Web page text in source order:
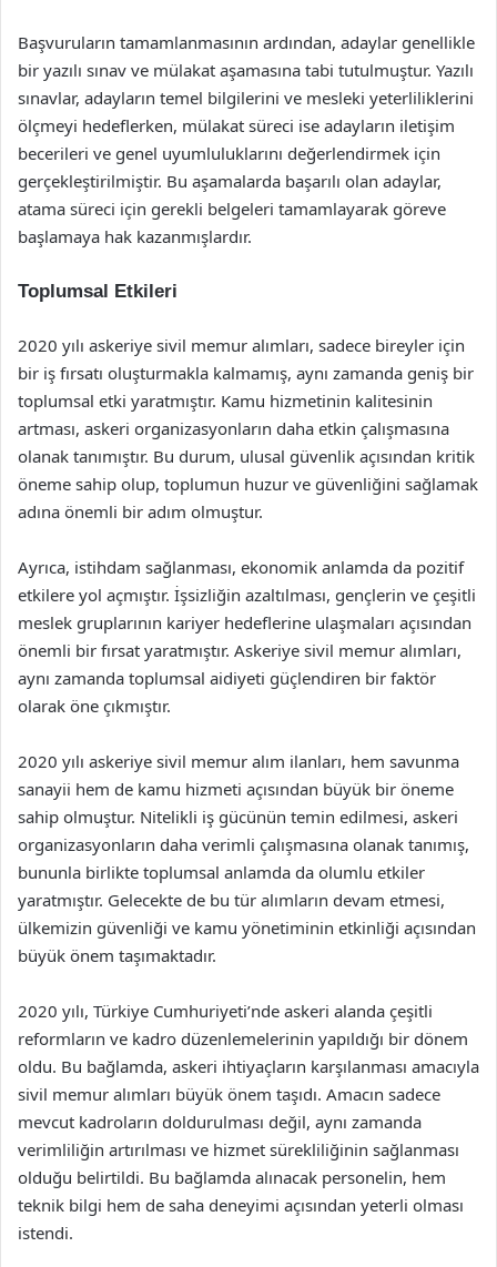
Başvuruların tamamlanmasının ardından, adaylar genellikle
bir yazılı sınav ve mülakat aşamasına tabi tutulmuştur. Yazılı
sınavlar, adayların temel bilgilerini ve mesleki yeterliliklerini
ölçmeyi hedeflerken, mülakat süreci ise adayların iletişim
becerileri ve genel uyumluluklarını değerlendirmek için
gerçekleştirilmiştir. Bu aşamalarda başarılı olan adaylar,
atama süreci için gerekli belgeleri tamamlayarak göreve
başlamaya hak kazanmışlardır.
Toplumsal Etkileri
2020 yılı askeriye sivil memur alımları, sadece bireyler için
bir iş fırsatı oluşturmakla kalmamış, aynı zamanda geniş bir
toplumsal etki yaratmıştır. Kamu hizmetinin kalitesinin
artması, askeri organizasyonların daha etkin çalışmasına
olanak tanımıştır. Bu durum, ulusal güvenlik açısından kritik
öneme sahip olup, toplumun huzur ve güvenliğini sağlamak
adına önemli bir adım olmuştur.
Ayrıca, istihdam sağlanması, ekonomik anlamda da pozitif
etkilere yol açmıştır. İşsizliğin azaltılması, gençlerin ve çeşitli
meslek gruplarının kariyer hedeflerine ulaşmaları açısından
önemli bir fırsat yaratmıştır. Askeriye sivil memur alımları,
aynı zamanda toplumsal aidiyeti güçlendiren bir faktör
olarak öne çıkmıştır.
2020 yılı askeriye sivil memur alım ilanları, hem savunma
sanayii hem de kamu hizmeti açısından büyük bir öneme
sahip olmuştur. Nitelikli iş gücünün temin edilmesi, askeri
organizasyonların daha verimli çalışmasına olanak tanımış,
bununla birlikte toplumsal anlamda da olumlu etkiler
yaratmıştır. Gelecekte de bu tür alımların devam etmesi,
ülkemizin güvenliği ve kamu yönetiminin etkinliği açısından
büyük önem taşımaktadır.
2020 yılı, Türkiye Cumhuriyeti’nde askeri alanda çeşitli
reformların ve kadro düzenlemelerinin yapıldığı bir dönem
oldu. Bu bağlamda, askeri ihtiyaçların karşılanması amacıyla
sivil memur alımları büyük önem taşıdı. Amacın sadece
mevcut kadroların doldurulması değil, aynı zamanda
verimliliğin artırılması ve hizmet sürekliliğinin sağlanması
olduğu belirtildi. Bu bağlamda alınacak personelin, hem
teknik bilgi hem de saha deneyimi açısından yeterli olması
istendi.